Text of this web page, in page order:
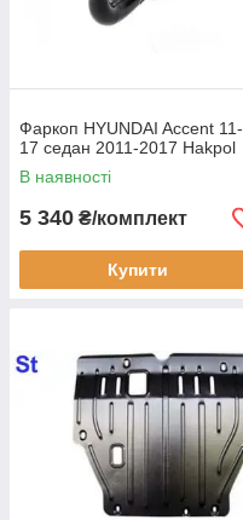
Фаркоп HYUNDAI Accent 11-
17 седан 2011-2017 Hakpol
В наявності
5 340 ₴/комплект
Купити